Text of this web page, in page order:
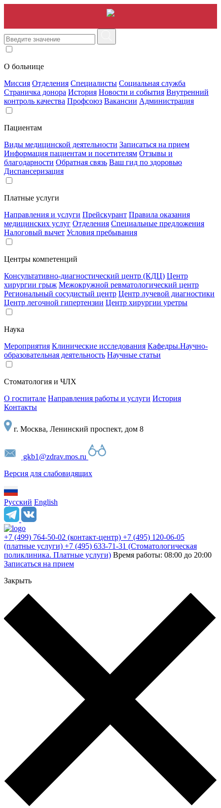
О больнице
Миссия Отделения Специалисты Социальная служба
Страничка донора История Новости и события Внутренний
контроль качества Профсоюз Вакансии Администрация
Пациентам
Виды медицинской деятельности Записаться на прием
Информация пациентам и посетителям Отзывы и
благодарности Обратная связь Ваш гид по здоровью
Диспансеризация
Платные услуги
Направления и услуги Прейскурант Правила оказания
медицинских услуг Отделения Специальные предложения
Налоговый вычет Условия пребывания
Центры компетенций
Консультативно-диагностический центр (КДЦ) Центр
хирургии грыж Межокружной ревматологический центр
Региональный сосудистый центр Центр лучевой диагностики
Центр легочной гипертензии Центр хирургии уретры
Наука
Мероприятия Клинические исследования Кафедры.Научно-
образовательная деятельность Научные статьи
Стоматология и ЧЛХ
О госпитале Направления работы и услуги История
Контакты
г. Москва, Ленинский проспект, дом 8
gkb1@zdrav.mos.ru
Версия для слабовидящих
Русский English
+7 (499) 764-50-02 (контакт-центр) +7 (495) 120-06-05
(платные услуги) +7 (495) 633-71-31 (Стоматологическая
поликлиника. Платные услуги) Время работы: 08:00 до 20:00
Записаться на прием
Закрыть